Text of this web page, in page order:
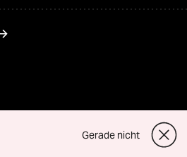
Gerade nicht